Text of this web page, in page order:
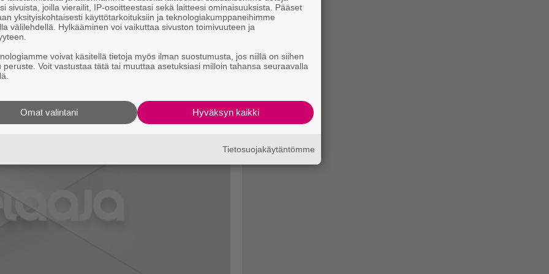
uudenlaiseen loistoon(?), kun se
sivuista, joilla vierailit, IP-osoitteestasi sekä laitteesi ominaisuuksista. Pääset
yksityiskohtaisesti käyttötarkoituksiin ja teknologiakumppaneihimme
välilehdellä. Hylkääminen voi vaikuttaa sivuston toimivuuteen ja
voivat käsitellä tietoja myös ilman suostumusta, jos niillä on siihen
peruste. Voit vastustaa tätä tai muuttaa asetuksiasi milloin tahansa seuraavalla
Hyväksyn kaikki
Omat valintani
Tietosuojakäytäntömme